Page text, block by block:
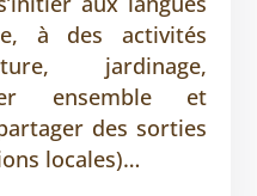
à des activités
jardinage,
ensemble et
des sorties
locales)…